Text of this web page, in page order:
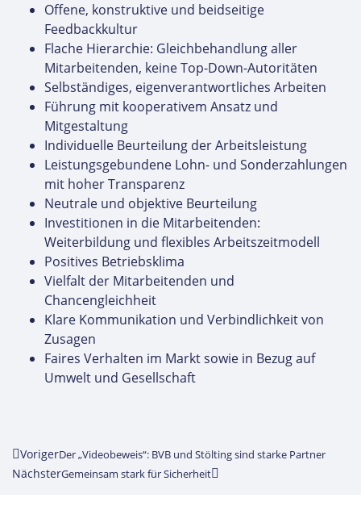
Offene, konstruktive und beidseitige
Feedbackkultur
Flache Hierarchie: Gleichbehandlung aller
Mitarbeitenden, keine Top-Down-Autoritäten
Selbständiges, eigenverantwortliches Arbeiten
Führung mit kooperativem Ansatz und
Mitgestaltung
Individuelle Beurteilung der Arbeitsleistung
Leistungsgebundene Lohn- und Sonderzahlungen
mit hoher Transparenz
Neutrale und objektive Beurteilung
Investitionen in die Mitarbeitenden:
Weiterbildung und flexibles Arbeitszeitmodell
Positives Betriebsklima
Vielfalt der Mitarbeitenden und
Chancengleichheit
Klare Kommunikation und Verbindlichkeit von
Zusagen
Faires Verhalten im Markt sowie in Bezug auf
Umwelt und Gesellschaft
VorigerDer „Videobeweis“: BVB und Stölting sind starke Partner
NächsterGemeinsam stark für Sicherheit